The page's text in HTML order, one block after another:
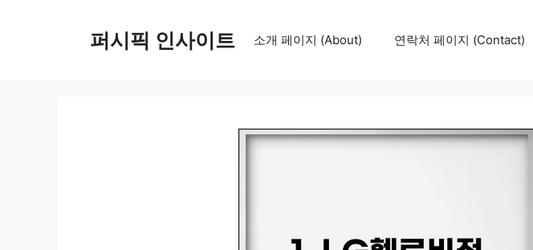
퍼시픽 인사이트 소개 페이지 (About) 연락처 페이지 (Contact)